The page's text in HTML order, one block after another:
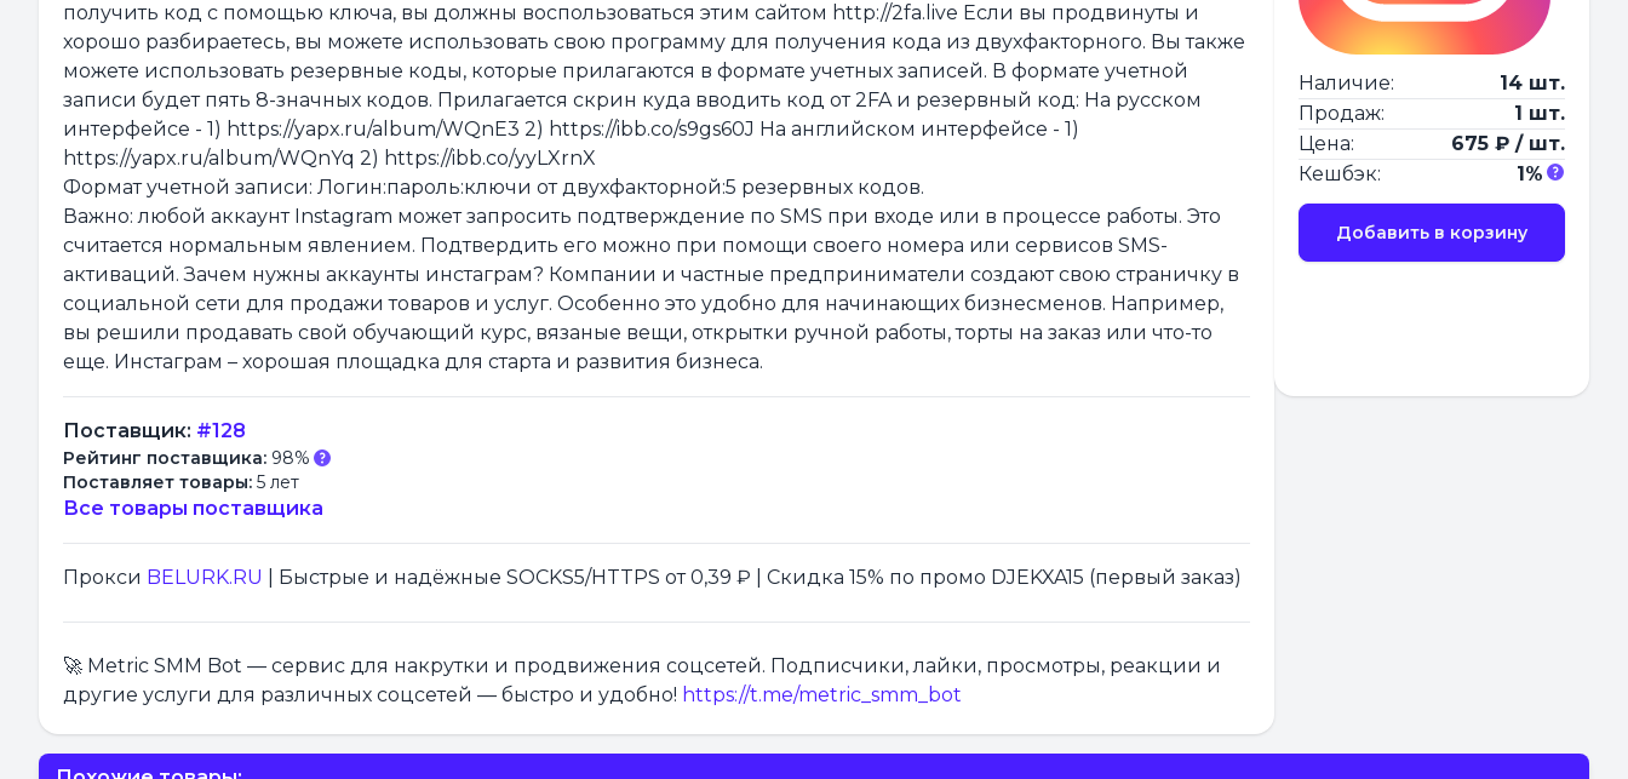
получить код с помощью ключа, вы должны воспользоваться этим сайтом http://2fa.live Если вы продвинуты и
хорошо разбираетесь, вы можете использовать свою программу для получения кода из двухфакторного. Вы также
можете использовать резервные коды, которые прилагаются в формате учетных записей. В формате учетной
записи будет пять 8-значных кодов. Прилагается скрин куда вводить код от 2FA и резервный код: На русском
интерфейсе - 1) https://yapx.ru/album/WQnE3 2) https://ibb.co/s9gs60J На английском интерфейсе - 1)
https://yapx.ru/album/WQnYq 2) https://ibb.co/yyLXrnX
Формат учетной записи: Логин:пароль:ключи от двухфакторной:5 резервных кодов.
Важно: любой аккаунт Instagram может запросить подтверждение по SMS при входе или в процессе работы. Это
считается нормальным явлением. Подтвердить его можно при помощи своего номера или сервисов SMS-
активаций. Зачем нужны аккаунты инстаграм? Компании и частные предприниматели создают свою страничку в
социальной сети для продажи товаров и услуг. Особенно это удобно для начинающих бизнесменов. Например,
вы решили продавать свой обучающий курс, вязаные вещи, открытки ручной работы, торты на заказ или что-то
еще. Инстаграм – хорошая площадка для старта и развития бизнеса.
Поставщик: #128
Рейтинг поставщика: 98%
Поставляет товары: 5 лет
Все товары поставщика
Прокси BELURK.RU | Быстрые и надёжные SOCKS5/HTTPS от 0,39 ₽ | Скидка 15% по промо DJEKXA15 (первый заказ)
🚀 Metric SMM Bot — сервис для накрутки и продвижения соцсетей. Подписчики, лайки, просмотры, реакции и
другие услуги для различных соцсетей — быстро и удобно! https://t.me/metric_smm_bot
Наличие:
14 шт.
Продаж:
1 шт.
Цена:
675 ₽ / шт.
Кешбэк:
1%
Добавить в корзину